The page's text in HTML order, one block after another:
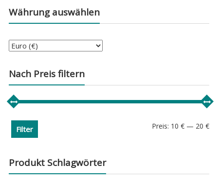
Währung auswählen
Nach Preis filtern
Filter Preis: 10 € — 20 €
Produkt Schlagwörter